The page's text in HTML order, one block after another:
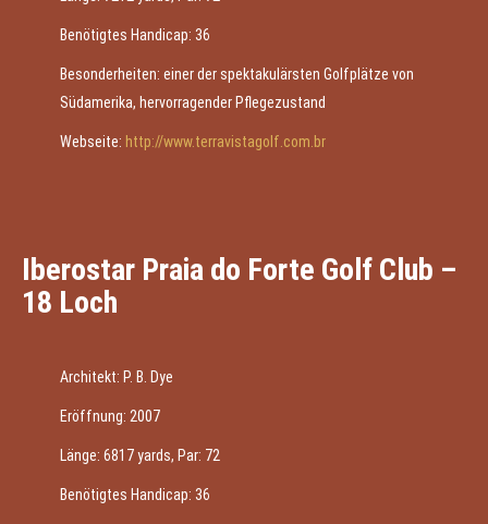
Benötigtes Handicap: 36
Besonderheiten: einer der spektakulärsten Golfplätze von
Südamerika, hervorragender Pflegezustand
Webseite: http://www.terravistagolf.com.br
Iberostar Praia do Forte Golf Club –
18 Loch
Architekt: P. B. Dye
Eröffnung: 2007
Länge: 6817 yards, Par: 72
Benötigtes Handicap: 36